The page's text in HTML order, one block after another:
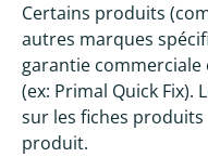
Certains produits
autres marques
garantie
(ex: Primal Quick Fix).
sur les fiches
produit.